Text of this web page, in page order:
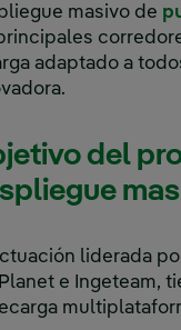
masivo de
adaptado a
del
liderada
e Ingeteam,